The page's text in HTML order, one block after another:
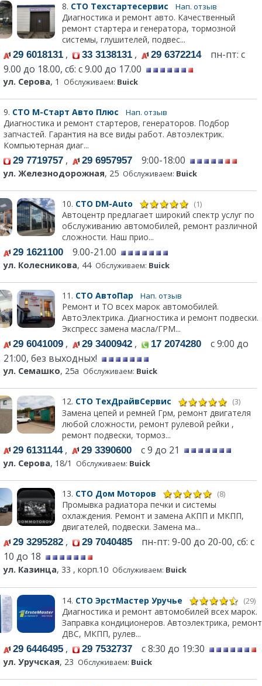
8. СТО Техстартесервис Нап. отзыв
Диагностика и ремонт авто. Качественный
ремонт стартера и генератора, тормозной
системы, глушителей, подвес...
29 6018131 , 33 3138131 , 29 6372214пн-пт: с
9.00 до 18.00, сб: с 9.00 до 17.00
ул. Серова, 1 Обслуживаем: Buick
9. СТО М-Старт Авто Плюс Нап. отзыв
Диагностика и ремонт стартеров, генераторов. Подбор
запчастей. Гарантия на все виды работ. Автоэлектрик.
Компьютерная диаг...
29 7719757 , 29 6957957 9:00-18:00
ул. Железнодорожная, 25 Обслуживаем: Buick
10. СТО DM-Auto (1)
Автоцентр предлагает широкий спектр услуг по
обслуживанию автомобилей, ремонт различной
сложности. Наш прио...
29 1621100 9.00-21.00
ул. Колесникова, 44 Обслуживаем: Buick
11. СТО АвтоПар Нап. отзыв
Ремонт и ТО всех марок автомобилей.
АвтоЭлектрика. Диагностика и ремонт подвески.
Экспресс замена масла/ГРМ...
29 6041009 , 29 3400942 , 17 2074280 с 9:00 до
21:00, без выходных!
ул. Семашко, 25а Обслуживаем: Buick
12. СТО ТехДрайвСервис (3)
Замена цепей и ремней Грм, ремонт двигателя
любой сложности, ремонт рулевой рейки ,
ремонт подвески, тормоз...
29 6131144, 29 3390600 с 9 до 21
ул. Серова, 18/1 Обслуживаем: Buick
13. СТО Дом Моторов (8)
Промывка радиатора печки и системы
охлаждения. Ремонт и замена АКПП и МКПП,
двигателей, подвески. Замена ма...
29 3295282 , 29 7040485 пн-пт: 9-00 до 20-00, сб: с
10 до 18
ул. Казинца, 33 , корп.10 Обслуживаем: Buick
14. СТО ЭрстМастер Уручье (29)
Диагностика и ремонт автомобилей всех марок.
Заправка кондиционеров. Автоэлектрика, ремонт
ДВС, МКПП, рулев...
29 6446495 , 29 7532737 с 8:30 до 19:30
ул. Уручская, 23 Обслуживаем: Buick